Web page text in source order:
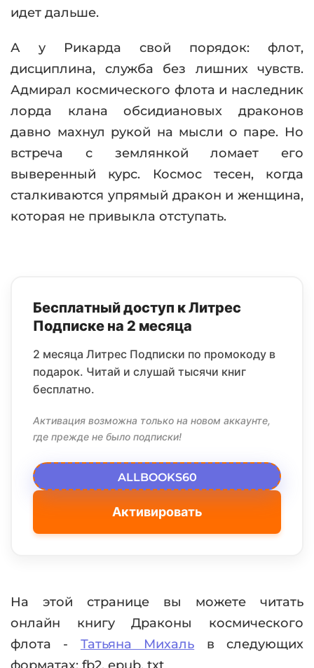
идет дальше.
А у Рикарда свой порядок: флот,
дисциплина, служба без лишних чувств.
Адмирал космического флота и наследник
лорда клана обсидиановых драконов
давно махнул рукой на мысли о паре. Но
встреча с землянкой ломает его
выверенный курс. Космос тесен, когда
сталкиваются упрямый дракон и женщина,
которая не привыкла отступать.
Бесплатный доступ к Литрес
Подписке на 2 месяца
2 месяца Литрес Подписки по промокоду в
подарок. Читай и слушай тысячи книг
бесплатно.
Активация возможна только на новом аккаунте,
где прежде не было подписки!
ALLBOOKS60
Активировать
На этой странице вы можете читать
онлайн книгу Драконы космического
флота - Татьяна Михаль в следующих